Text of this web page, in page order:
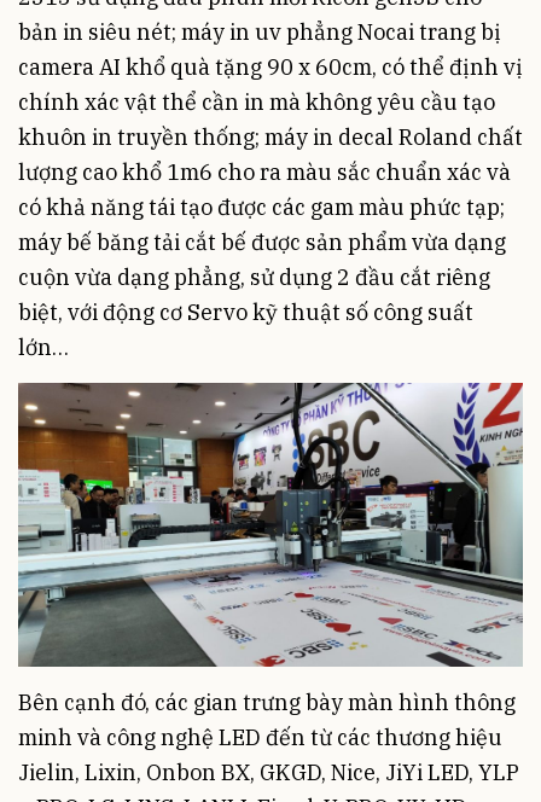
bản in siêu nét; máy in uv phẳng Nocai trang bị
camera AI khổ quà tặng 90 x 60cm, có thể định vị
chính xác vật thể cần in mà không yêu cầu tạo
khuôn in truyền thống; máy in decal Roland chất
lượng cao khổ 1m6 cho ra màu sắc chuẩn xác và
có khả năng tái tạo được các gam màu phức tạp;
máy bế băng tải cắt bế được sản phẩm vừa dạng
cuộn vừa dạng phẳng, sử dụng 2 đầu cắt riêng
biệt, với động cơ Servo kỹ thuật số công suất
lớn…
Bên cạnh đó, các gian trưng bày màn hình thông
minh và công nghệ LED đến từ các thương hiệu
Jielin, Lixin, Onbon BX, GKGD, Nice, JiYi LED, YLP